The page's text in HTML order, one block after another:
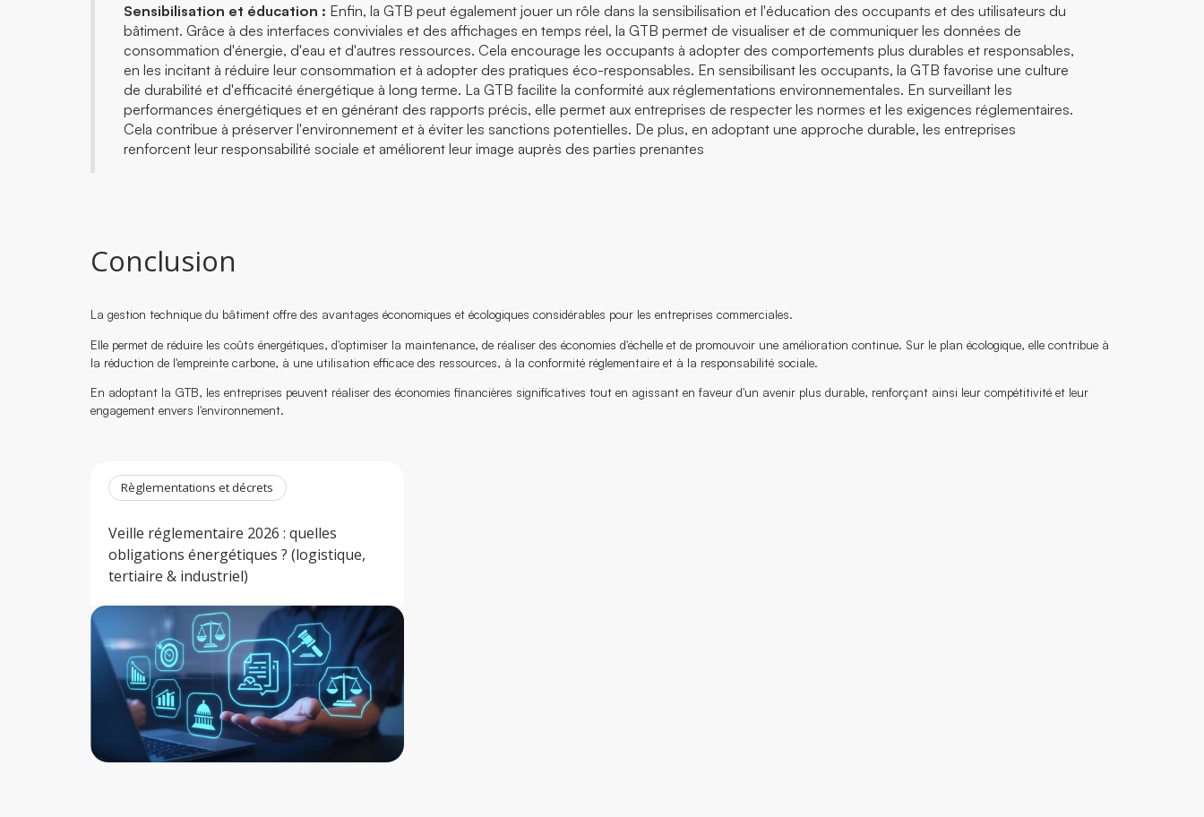
Sensibilisation et éducation : Enfin, la GTB peut également jouer un rôle dans la sensibilisation et l'éducation des occupants et des utilisateurs du
bâtiment. Grâce à des interfaces conviviales et des affichages en temps réel, la GTB permet de visualiser et de communiquer les données de
consommation d'énergie, d'eau et d'autres ressources. Cela encourage les occupants à adopter des comportements plus durables et responsables,
en les incitant à réduire leur consommation et à adopter des pratiques éco-responsables. En sensibilisant les occupants, la GTB favorise une culture
de durabilité et d'efficacité énergétique à long terme. La GTB facilite la conformité aux réglementations environnementales. En surveillant les
performances énergétiques et en générant des rapports précis, elle permet aux entreprises de respecter les normes et les exigences réglementaires.
Cela contribue à préserver l'environnement et à éviter les sanctions potentielles. De plus, en adoptant une approche durable, les entreprises
renforcent leur responsabilité sociale et améliorent leur image auprès des parties prenantes
Conclusion
La gestion technique du bâtiment offre des avantages économiques et écologiques considérables pour les entreprises commerciales.
Elle permet de réduire les coûts énergétiques, d'optimiser la maintenance, de réaliser des économies d'échelle et de promouvoir une amélioration continue. Sur le plan écologique, elle contribue à
la réduction de l'empreinte carbone, à une utilisation efficace des ressources, à la conformité réglementaire et à la responsabilité sociale.
En adoptant la GTB, les entreprises peuvent réaliser des économies financières significatives tout en agissant en faveur d'un avenir plus durable, renforçant ainsi leur compétitivité et leur
engagement envers l'environnement.
Règlementations et décrets
Veille réglementaire 2026 : quelles
obligations énergétiques ? (logistique,
tertiaire & industriel)